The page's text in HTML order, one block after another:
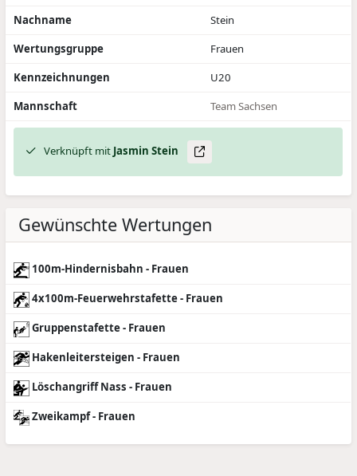
Nachname
Stein
Wertungsgruppe
Frauen
Kennzeichnungen
U20
Mannschaft
Team Sachsen
Verknüpft mit Jasmin Stein
Gewünschte Wertungen
100m-Hindernisbahn - Frauen
4x100m-Feuerwehrstafette - Frauen
Gruppenstafette - Frauen
Hakenleitersteigen - Frauen
Löschangriff Nass - Frauen
Zweikampf - Frauen